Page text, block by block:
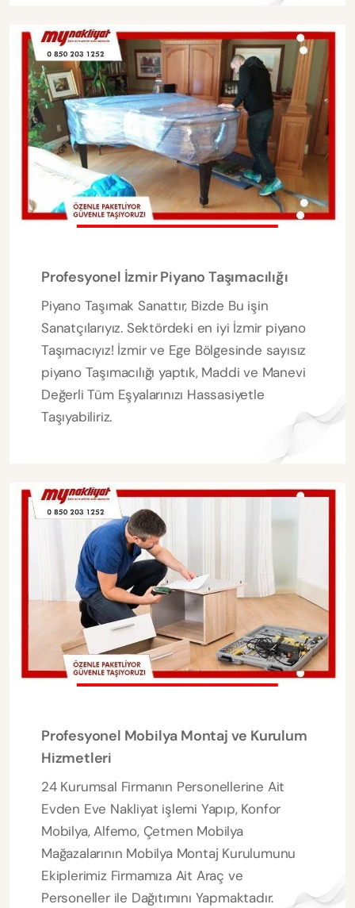
Profesyonel İzmir Piyano Taşımacılığı
Piyano Taşımak Sanattır, Bizde Bu işin
Sanatçılarıyız. Sektördeki en iyi İzmir piyano
Taşımacıyız! İzmir ve Ege Bölgesinde sayısız
piyano Taşımacılığı yaptık, Maddi ve Manevi
Değerli Tüm Eşyalarınızı Hassasiyetle
Taşıyabiliriz.
Profesyonel Mobilya Montaj ve Kurulum
Hizmetleri
24 Kurumsal Firmanın Personellerine Ait
Evden Eve Nakliyat işlemi Yapıp, Konfor
Mobilya, Alfemo, Çetmen Mobilya
Mağazalarının Mobilya Montaj Kurulumunu
Ekiplerimiz Firmamıza Ait Araç ve
Personeller ile Dağıtımını Yapmaktadır.